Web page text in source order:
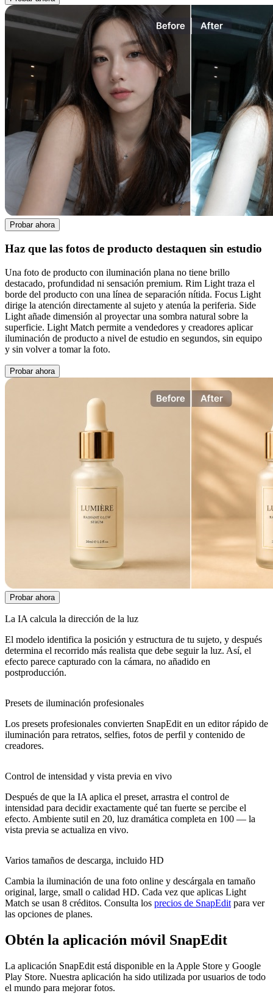
Probar ahora
Haz que las fotos de producto destaquen sin estudio
Una foto de producto con iluminación plana no tiene brillo
destacado, profundidad ni sensación premium. Rim Light traza el
borde del producto con una línea de separación nítida. Focus Light
dirige la atención directamente al sujeto y atenúa la periferia. Side
Light añade dimensión al proyectar una sombra natural sobre la
superficie. Light Match permite a vendedores y creadores aplicar
iluminación de producto a nivel de estudio en segundos, sin equipo
y sin volver a tomar la foto.
Probar ahora
Probar ahora
La IA calcula la dirección de la luz
El modelo identifica la posición y estructura de tu sujeto, y después
determina el recorrido más realista que debe seguir la luz. Así, el
efecto parece capturado con la cámara, no añadido en
postproducción.
Presets de iluminación profesionales
Los presets profesionales convierten SnapEdit en un editor rápido de
iluminación para retratos, selfies, fotos de perfil y contenido de
creadores.
Control de intensidad y vista previa en vivo
Después de que la IA aplica el preset, arrastra el control de
intensidad para decidir exactamente qué tan fuerte se percibe el
efecto. Ambiente sutil en 20, luz dramática completa en 100 — la
vista previa se actualiza en vivo.
Varios tamaños de descarga, incluido HD
Cambia la iluminación de una foto online y descárgala en tamaño
original, large, small o calidad HD. Cada vez que aplicas Light
Match se usan 8 créditos. Consulta los precios de SnapEdit para ver
las opciones de planes.
Obtén la aplicación móvil SnapEdit
La aplicación SnapEdit está disponible en la Apple Store y Google
Play Store. Nuestra aplicación ha sido utilizada por usuarios de todo
el mundo para mejorar fotos.